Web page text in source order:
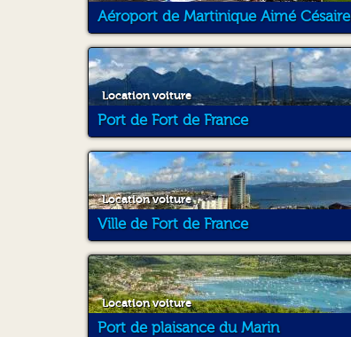
Aéroport de Martinique Aimé Césaire
Location voiture
Port de Fort de France
Location voiture
Ville de Fort de France
Location voiture
Port de plaisance du Marin